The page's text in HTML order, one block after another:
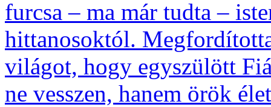
furcsa – ma már tudta –
hittanosoktól.
világot, hogy egyszülött
ne vesszen, hanem örök